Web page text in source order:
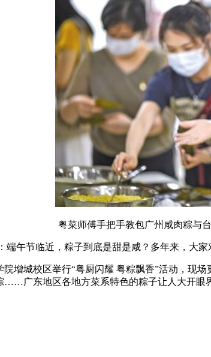
粤菜师傅手把手教包广州咸肉粽与
午节临近，粽子到底是甜是咸？多年来，大
增城校区举行“粤厨闪耀 粤粽飘香”活动，现
广东地区各地方菜系特色的粽子让人大开眼